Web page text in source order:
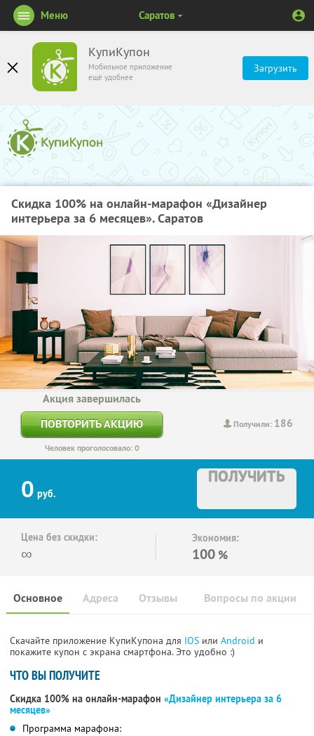
КупиКупон
Мобильное приложение
ещё удобнее
Загрузить
Меню Саратов
Скидка 100% на онлайн-марафон «Дизайнер
интерьера за 6 месяцев». Саратов
Получили: 186
Акция завершилась
ПОВТОРИТЬ АКЦИЮ
Человек проголосовало: 0
0 руб.
ПОЛУЧИТЬ
Цена без скидки:
∞
Экономия:
100 %
Основное Отзывы Вопросы по акции
Адреса
Скачайте приложение КупиКупона для IOS или Android и
покажите купон с экрана смартфона. Это удобно :)
ЧТО ВЫ ПОЛУЧИТЕ
Скидка 100% на онлайн-марафон «Дизайнер интерьера за 6
месяцев»
Программа марафона: